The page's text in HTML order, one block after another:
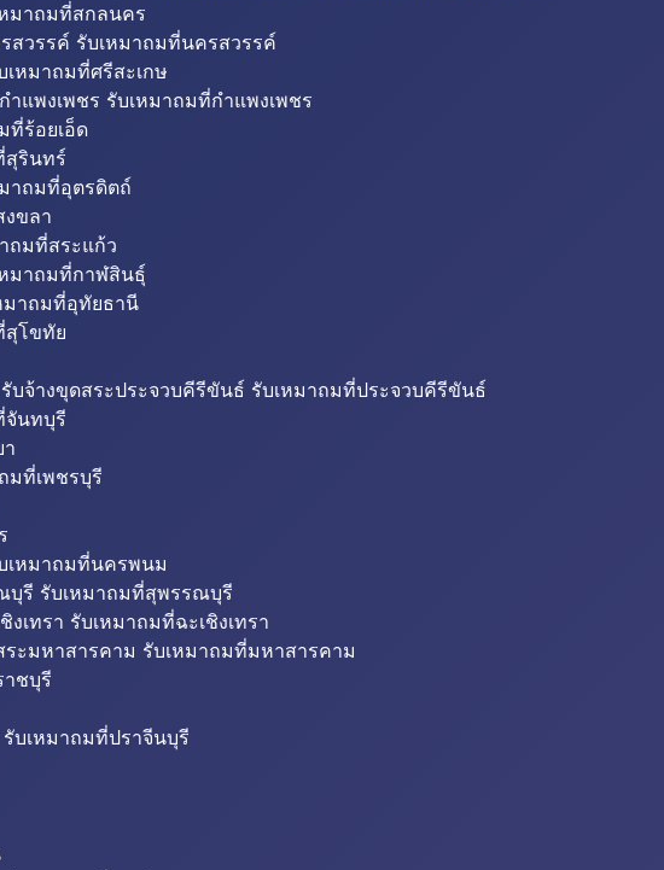
มาถมที่สกลนคร
สวรรค์ รับเหมาถมที่นครสวรรค์
เหมาถมที่ศรีสะเกษ
ำแพงเพชร รับเหมาถมที่กำแพงเพชร
ที่ร้อยเอ็ด
สุรินทร์
าถมที่อุตรดิตถ์
งขลา
ถมที่สระแก้ว
มาถมที่กาฬสินธุ์
มาถมที่อุทัยธานี
สุโขทัย
จ้างขุดสระประจวบคีรีขันธ์ รับเหมาถมที่ประจวบคีรีขันธ์
จันทบุรี
มที่เพชรบุรี
เหมาถมที่นครพนม
บุรี รับเหมาถมที่สุพรรณบุรี
งเทรา รับเหมาถมที่ฉะเชิงเทรา
ะมหาสารคาม รับเหมาถมที่มหาสารคาม
าชบุรี
บเหมาถมที่ปราจีนบุรี